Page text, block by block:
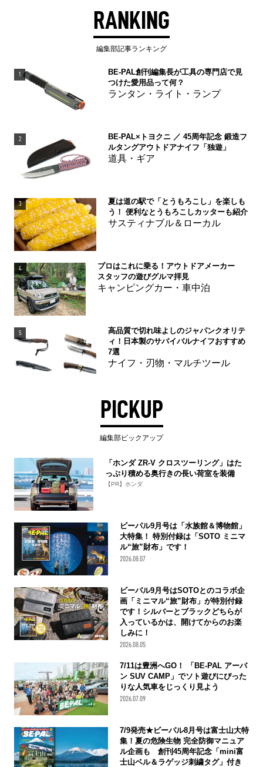
RANKING
編集部記事ランキング
1
BE-PAL創刊編集長が工具の専門店で見
つけた愛用品って何？
ランタン・ライト・ランプ
2
BE-PAL×トヨクニ ／ 45周年記念 鍛造フ
ルタングアウトドアナイフ「独遊」
道具・ギア
3
夏は道の駅で「とうもろこし」を楽しも
う！ 便利なとうもろこしカッターも紹介
サスティナブル＆ローカル
4
プロはこれに乗る！アウトドアメーカー
スタッフの遊びグルマ拝見
キャンピングカー・車中泊
5
高品質で切れ味よしのジャパンクオリテ
ィ！日本製のサバイバルナイフおすすめ
7選
ナイフ・刃物・マルチツール
PICKUP
編集部ピックアップ
「ホンダ ZR-V クロスツーリング」はた
っぷり積める奥行きの長い荷室を装備
【PR】ホンダ
ビーパル9月号は「水族館＆博物館」
大特集！ 特別付録は「SOTO ミニマ
ル“旅”財布」です！
2026.08.07
ビーパル9月号はSOTOとのコラボ企
画「ミニマル“旅”財布」が特別付録
です！シルバーとブラックどちらが
入っているかは、開けてからのお楽
しみに！
2026.08.05
7/11は豊洲へGO！ 「BE-PAL アーバ
ン SUV CAMP」でソト遊びにぴった
りな人気車をじっくり見よう
2026.07.09
7/9発売★ビーパル8月号は富士山大特
集！夏の危険生物 完全防御マニュア
ル企画も 創刊45周年記念「mini富
士山ベル＆ラゲッジ刺繍タグ」付き